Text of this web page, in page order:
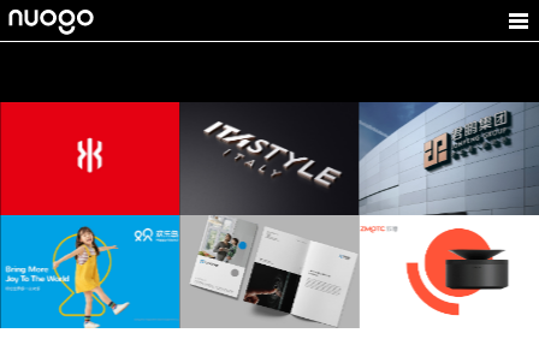
康纳一品
体育器材logo设计，VI
欢乐岛
游乐设施VI设计,企业形
象设计
意宝格
家居品牌设计,家居
南方天控
智能科技VI设计,家居
LOGO设计
君鹏集团
集团VI设计,工程建筑品
牌设计,品牌设计
致摩科技
ZMOTG
logo设计，VI设计，品